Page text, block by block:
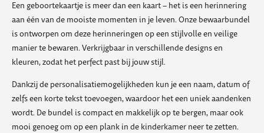
Een geboortekaartje is meer dan een kaart – het is een herinnering
aan één van de mooiste momenten in je leven. Onze bewaarbundel
is ontworpen om deze herinneringen op een stijlvolle en veilige
manier te bewaren. Verkrijgbaar in verschillende designs en
kleuren, zodat het perfect past bij jouw stijl.
Dankzij de personalisatiemogelijkheden kun je een naam, datum of
zelfs een korte tekst toevoegen, waardoor het een uniek aandenken
wordt. De bundel is compact en makkelijk op te bergen, maar ook
mooi genoeg om op een plank in de kinderkamer neer te zetten.